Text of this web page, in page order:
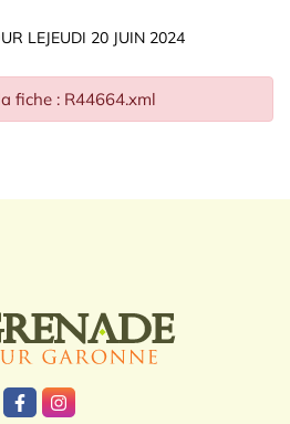
LEJEUDI 20 JUIN 2024
fiche : R44664.xml
Lien vers le compte Facebook
Lien vers le compte